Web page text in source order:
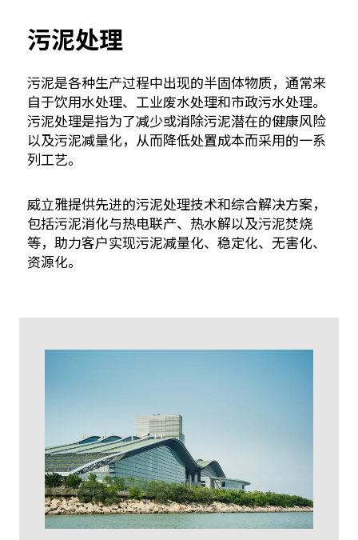
污泥处理
污泥是各种生产过程中出现的半固体物质，通常来
自于饮用水处理、工业废水处理和市政污水处理。
污泥处理是指为了减少或消除污泥潜在的健康风险
以及污泥减量化，从而降低处置成本而采用的一系
列工艺。
威立雅提供先进的污泥处理技术和综合解决方案，
包括污泥消化与热电联产、热水解以及污泥焚烧
等，助力客户实现污泥减量化、稳定化、无害化、
资源化。